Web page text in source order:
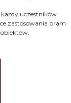
uczestników
zastosowania bram